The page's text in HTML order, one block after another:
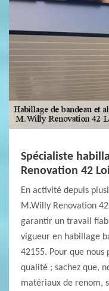
Spécialiste
Renovation 42
En activité depuis
M.Willy Renovation
garantir un travail
vigueur en habillage
42155. Pour que nous
qualité ; sachez que,
matériaux de renom,